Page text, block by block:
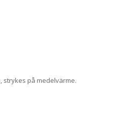
strykes på medelvärme.